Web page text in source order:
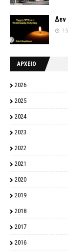
Δεν
ΑΡΧΕΙΟ
2026
2025
2024
2023
2022
2021
2020
2019
2018
2017
2016